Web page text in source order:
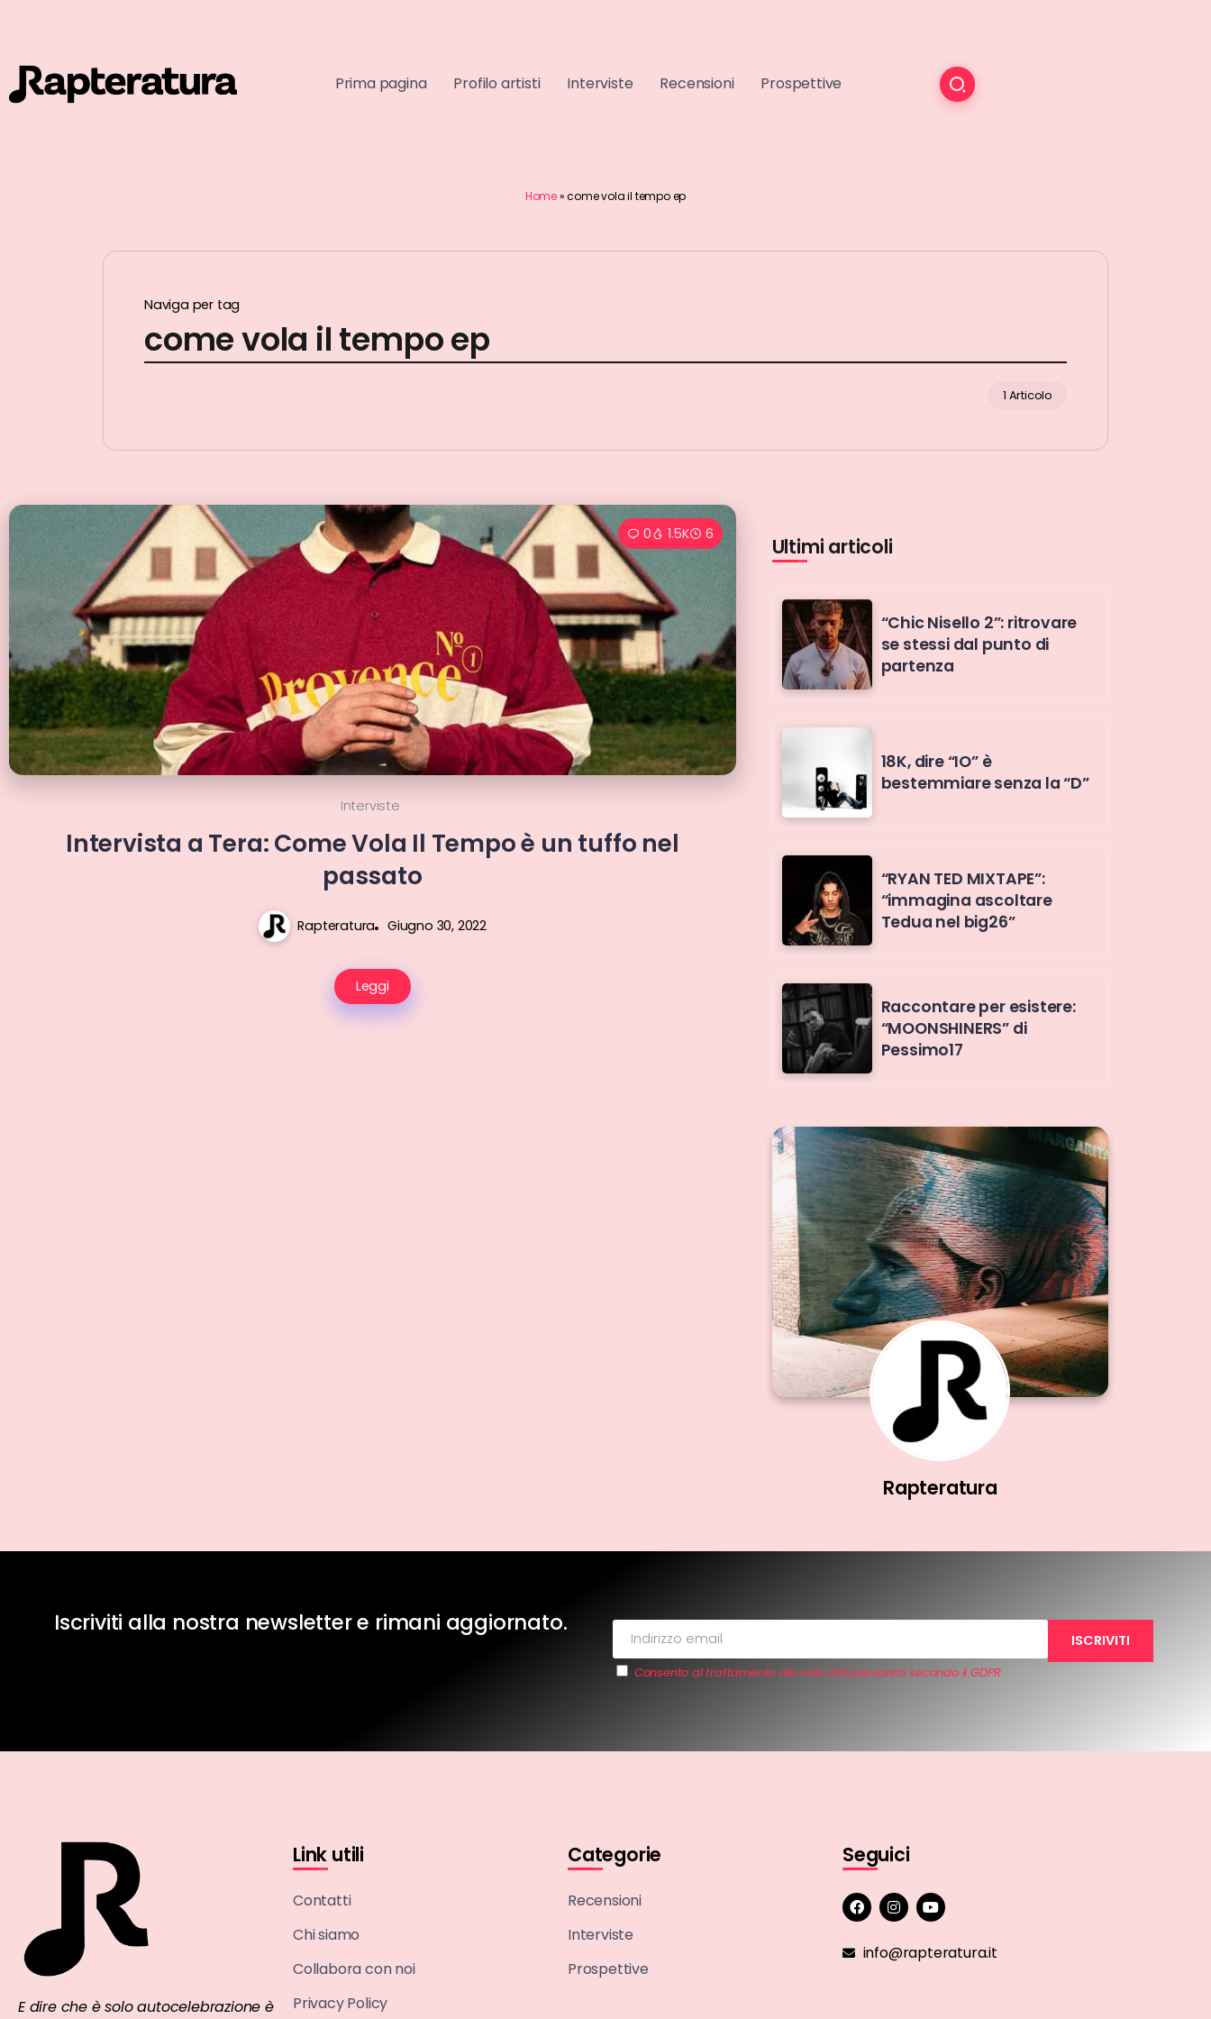
Prima pagina Profilo artisti Interviste Recensioni Prospettive
Home»come vola il tempo ep
Naviga per tag
come vola il tempo ep
1 Articolo
0 1.5K 6
Interviste
Intervista a Tera: Come Vola Il Tempo è un tuffo nel
passato
Rapteratura Giugno 30, 2022
Leggi
Ultimi articoli
“Chic Nisello 2”: ritrovare
se stessi dal punto di
partenza
18K, dire “IO” è
bestemmiare senza la “D”
“RYAN TED MIXTAPE”:
“immagina ascoltare
Tedua nel big26”
Raccontare per esistere:
“MOONSHINERS” di
Pessimo17
Rapteratura
Iscriviti alla nostra newsletter e rimani aggiornato.
Consento al trattamento dei miei dati personali secondo il GDPR
E dire che è solo autocelebrazione è
Link utili
Contatti
Chi siamo
Collabora con noi
Privacy Policy
Categorie
Recensioni
Interviste
Prospettive
Seguici
info@rapteratura.it